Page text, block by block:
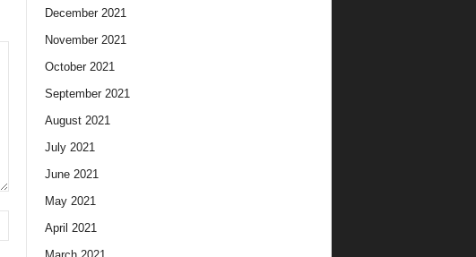
December 2021
November 2021
October 2021
September 2021
August 2021
July 2021
June 2021
May 2021
April 2021